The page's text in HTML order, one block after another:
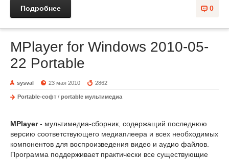
0
Подробнее
MPlayer for Windows 2010-05-
22 Portable
sysval 23 мая 2010 2862
Portable-софт / portable мультимедиа
MPlayer- мультимедиа-сборник, содержащий последнюю
версию соответствующего медиаплеера и всех необходимых
компонентов для воспроизведения видео и аудио файлов.
Программа поддерживает практически все существующие